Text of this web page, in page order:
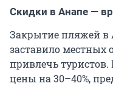
Скидки в Анапе —
Закрытие пляжей в
заставило местных
привлечь
цены на 30–40%,